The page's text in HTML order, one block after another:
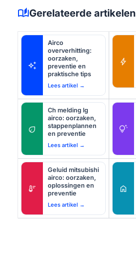
auto_storiesGerelateerde artikelen
auto_awesome
Airco
oververhitting:
oorzaken,
preventie en
praktische tips
Lees artikel →
bolt
eco
Ch melding lg
airco: oorzaken,
stappenplannen
en preventie
Lees artikel →
tips_and_updates
thermostat
Geluid mitsubishi
airco: oorzaken,
oplossingen en
preventie
Lees artikel →
home